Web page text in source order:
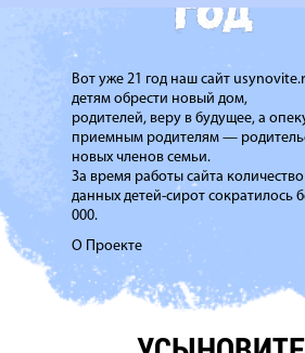
Вот уже 21 год наш сайт
детям обрести новый дом,
родителей, веру в будущее, а
приемным родителям —
новых членов семьи.
За время работы сайта
данных детей-сирот сократилось
000.
О Проекте